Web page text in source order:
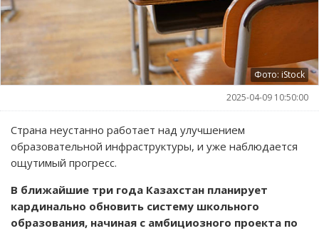
Фото: iStock
2025-04-09 10:50:00
Страна неустанно работает над улучшением
образовательной инфраструктуры, и уже наблюдается
ощутимый прогресс.
В ближайшие три года Казахстан планирует
кардинально обновить систему школьного
образования, начиная с амбициозного проекта по